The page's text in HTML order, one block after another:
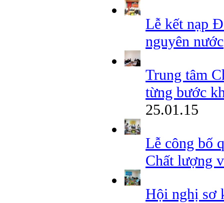
Lễ kết nạp
nguyên nước
Trung tâm
từng bước
25.01.15
Lễ công bố
Chất lượng
Hội nghị sơ